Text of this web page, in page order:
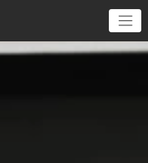
01 40 09 54 60